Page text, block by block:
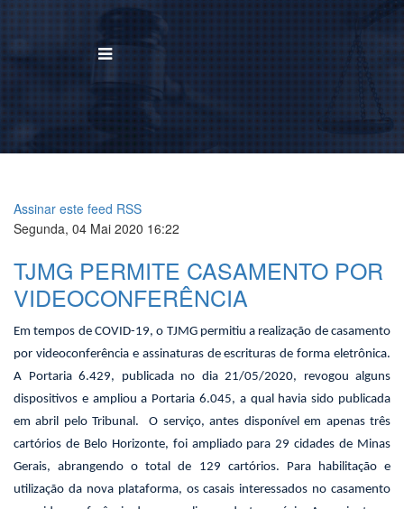
Assinar este feed RSS
Segunda, 04 Mai 2020 16:22
TJMG PERMITE CASAMENTO POR
VIDEOCONFERÊNCIA
Em tempos de COVID-19, o TJMG permitiu a realização de casamento
por videoconferência e assinaturas de escrituras de forma eletrônica.
A Portaria 6.429, publicada no dia 21/05/2020, revogou alguns
dispositivos e ampliou a Portaria 6.045, a qual havia sido publicada
em abril pelo Tribunal. O serviço, antes disponível em apenas três
cartórios de Belo Horizonte, foi ampliado para 29 cidades de Minas
Gerais, abrangendo o total de 129 cartórios. Para habilitação e
utilização da nova plataforma, os casais interessados no casamento
BUSCAR
Institucional
Treinamentos
Notícias
Trabalhe Conosco
Contato